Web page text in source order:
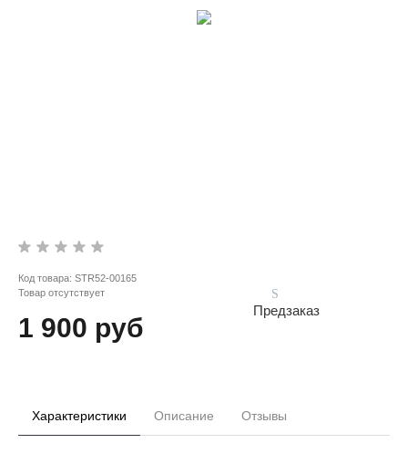
Код товара: STR52-00165
Товар отсутствует
1 900 руб
Предзаказ
Характеристики Описание Отзывы